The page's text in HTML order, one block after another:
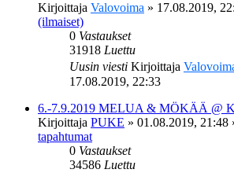
Kirjoittaja Valovoima » 17.08.2019,
(ilmaiset)
0 Vastaukset
31918 Luettu
Uusin viesti Kirjoittaja
17.08.2019, 22:33
6.-7.9.2019 MELUA & MÖKÄÄ @
Kirjoittaja PUKE » 01.08.2019, 21:48
tapahtumat
0 Vastaukset
34586 Luettu